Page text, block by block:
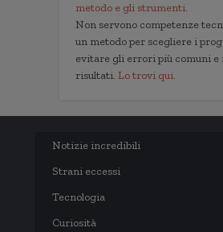
metodo e gli strumenti.
Non servono competenze
un metodo per scegliere i
evitare gli errori più comuni e
risultati. Lo trovi qui.
Notizie incredibili
Strani eccessi
Tecnologia
Curiosità